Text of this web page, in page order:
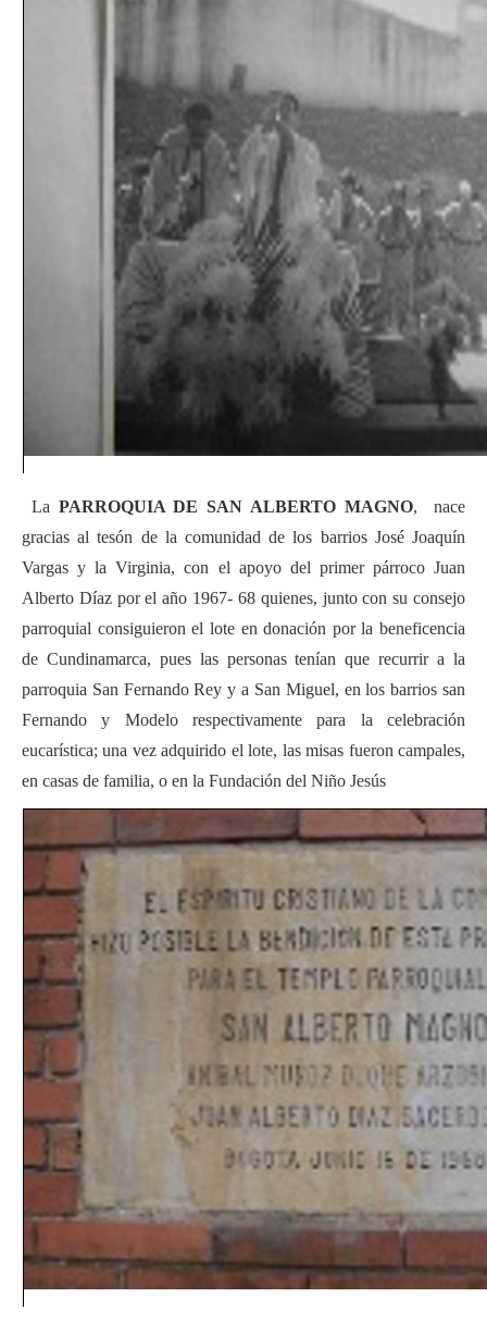
La PARROQUIA DE SAN ALBERTO MAGNO, nace
gracias al tesón de la comunidad de los barrios José Joaquín
Vargas y la Virginia, con el apoyo del primer párroco Juan
Alberto Díaz por el año 1967- 68 quienes, junto con su consejo
parroquial consiguieron el lote en donación por la beneficencia
de Cundinamarca, pues las personas tenían que recurrir a la
parroquia San Fernando Rey y a San Miguel, en los barrios san
Fernando y Modelo respectivamente para la celebración
eucarística; una vez adquirido el lote, las misas fueron campales,
en casas de familia, o en la Fundación del Niño Jesús